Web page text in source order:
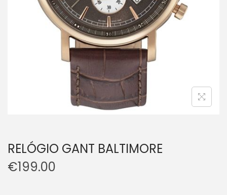
RELÓGIO GANT BALTIMORE
€199.00